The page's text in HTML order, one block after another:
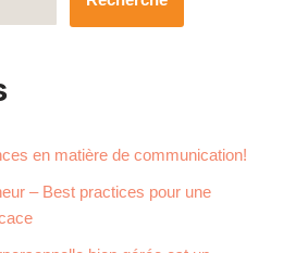
en matière de communication!
– Best practices pour une